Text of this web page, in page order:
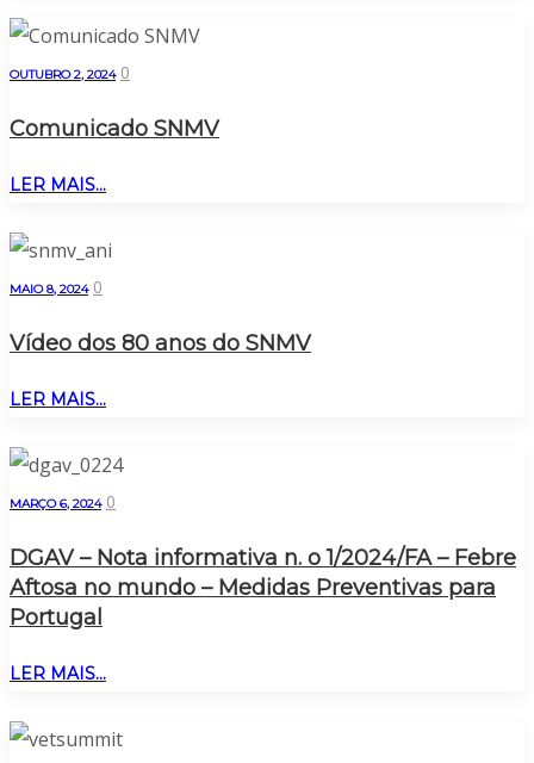
OUTUBRO 2, 2024 0
Comunicado SNMV
LER MAIS...
MAIO 8, 2024 0
Vídeo dos 80 anos do SNMV
LER MAIS...
MARÇO 6, 2024 0
DGAV – Nota informativa n. o 1/2024/FA – Febre
Aftosa no mundo – Medidas Preventivas para
Portugal
LER MAIS...